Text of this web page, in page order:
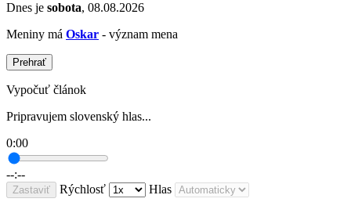
Dnes je sobota, 08.08.2026
Meniny má Oskar - význam mena
Prehrať
Vypočuť článok
Pripravujem slovenský hlas...
0:00
--:--
Zastaviť Rýchlosť Hlas